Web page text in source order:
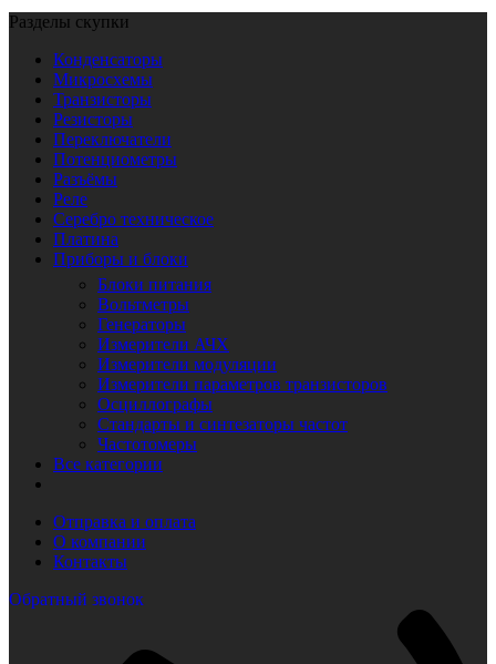
Разделы скупки
Конденсаторы
Микросхемы
Транзисторы
Резисторы
Переключатели
Потенциометры
Разъёмы
Реле
Серебро техническое
Платина
Приборы и блоки
Блоки питания
Вольтметры
Генераторы
Измерители АЧХ
Измерители модуляции
Измерители параметров транзисторов
Осциллографы
Стандарты и синтезаторы частот
Частотомеры
Все категории
Отправка и оплата
О компании
Контакты
Обратный звонок